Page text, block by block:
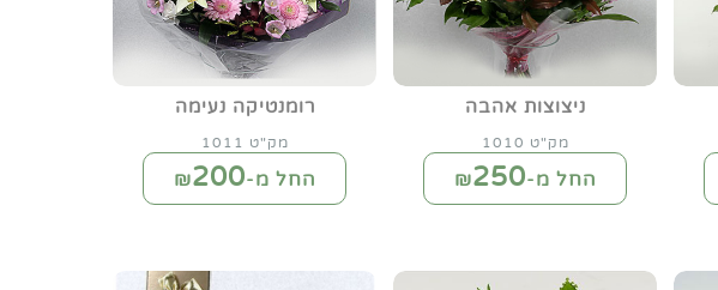
ניצוצות אהבה
מק"ט 1010
החל מ-₪250
רומנטיקה נעימה
מק"ט 1011
החל מ-₪200